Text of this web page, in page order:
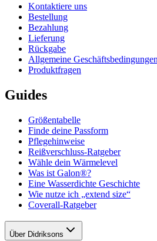
Kontaktiere uns
Bestellung
Bezahlung
Lieferung
Rückgabe
Allgemeine Geschäftsbedingungen
Produktfragen
Guides
Größentabelle
Finde deine Passform
Pflegehinweise
Reißverschluss-Ratgeber
Wähle dein Wärmelevel
Was ist Galon®?
Eine Wasserdichte Geschichte
Wie nutze ich „extend size“
Coverall-Ratgeber
Über Didriksons